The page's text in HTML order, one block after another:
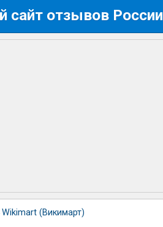
отзывов России
Wikimart (Викимарт)